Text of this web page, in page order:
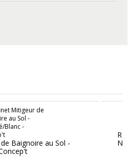
Baignoire au Sol -